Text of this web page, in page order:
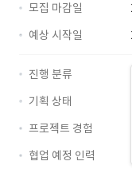
모집 마감일
예상 시작일
진행 분류
기획 상태
프로젝트 경험
협업 예정 인력